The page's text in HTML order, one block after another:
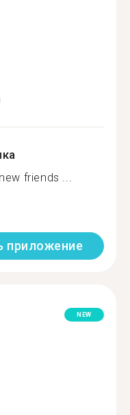
friends ...
приложение
NEW